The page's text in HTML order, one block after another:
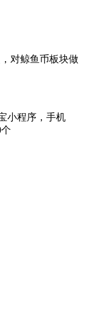
对鲸鱼币板块做
小程序，手机